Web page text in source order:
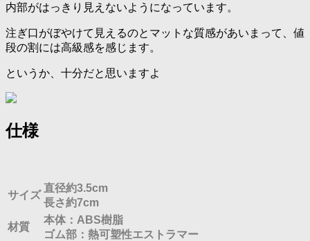
内部がはっきり見えないようになっています。
注ぎ口がぼやけて見えるのとマットな質感があいまって、値
段の割には高級感を感じます。
というか、十分だと思いますよ
仕様
サイズ
直径約3.5cm
長さ約7cm
材質
本体：ABS樹脂
ゴム部：熱可塑性エストラマー